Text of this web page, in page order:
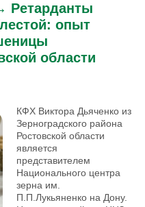
Ретарданты
опыт
области
КФХ Виктора Дьяченко из
Зерноградского района
Ростовской области
является
представителем
Национального центра
зерна им.
П.П.Лукьяненко на Дону.